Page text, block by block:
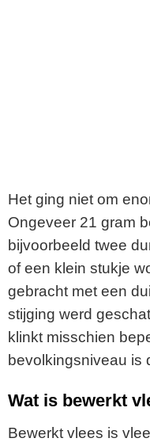
Het ging niet om
Ongeveer 21 gram
bijvoorbeeld twee
of een klein stukje
gebracht met een
stijging werd
klinkt misschien
bevolkingsniveau is
Wat is bewerkt
Bewerkt vlees is